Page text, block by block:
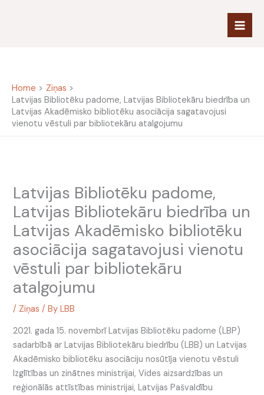
Home
Ziņas
Latvijas Bibliotēku padome, Latvijas Bibliotekāru biedrība un
Latvijas Akadēmisko bibliotēku asociācija sagatavojusi
vienotu vēstuli par bibliotekāru atalgojumu
Latvijas Bibliotēku padome,
Latvijas Bibliotekāru biedrība un
Latvijas Akadēmisko bibliotēku
asociācija sagatavojusi vienotu
vēstuli par bibliotekāru
atalgojumu
/ Ziņas / ByLBB
2021. gada 15. novembrī Latvijas Bibliotēku padome (LBP)
sadarbībā ar Latvijas Bibliotekāru biedrību (LBB) un Latvijas
Akadēmisko bibliotēku asociāciju nosūtīja vienotu vēstuli
Izglītības un zinātnes ministrijai, Vides aizsardzības un
reģionālās attīstības ministrijai, Latvijas Pašvaldību